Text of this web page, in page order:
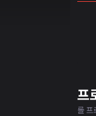
프
롤 프